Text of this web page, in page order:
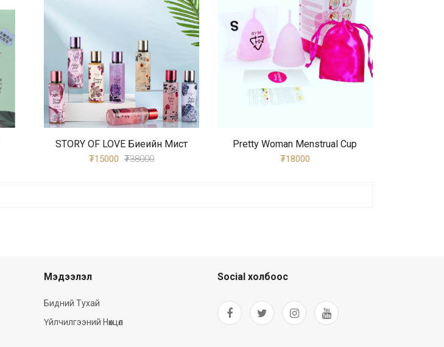
STORY OF LOVE Биеийн Мист
₮15000 ₮38000
Pretty Woman Menstrual Cup
₮18000
Мэдээлэл
Бидний Тухай
Үйлчилгээний Нөхцөл
Social холбоос